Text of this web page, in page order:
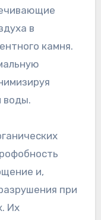
в
камня.
воды.
и,
при
Их